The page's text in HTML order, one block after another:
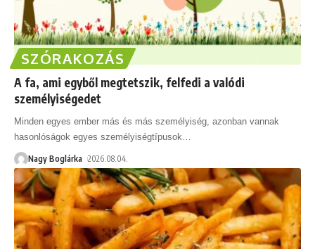
SZÓRAKOZÁS
A fa, ami egyből megtetszik, felfedi a valódi
személyiségedet
Minden egyes ember más és más személyiség, azonban vannak
hasonlóságok egyes személyiségtípusok
Nagy Boglárka 2026.08.04.